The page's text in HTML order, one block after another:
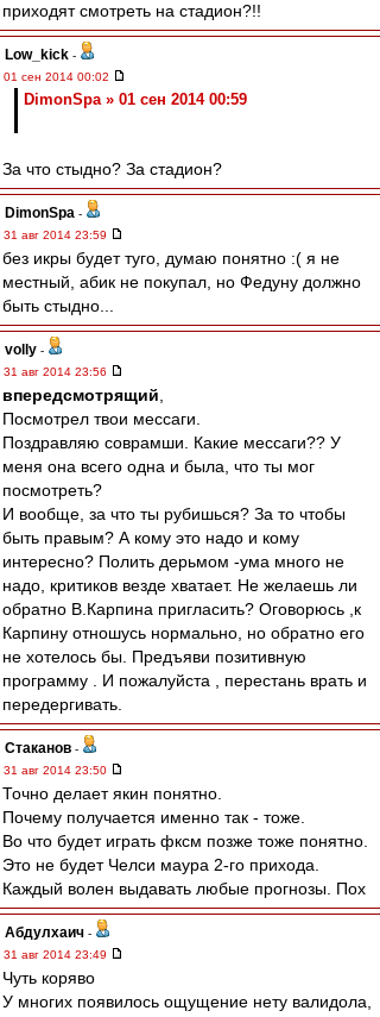
приходят смотреть на стадион?!!
Low_kick -
01 сен 2014 00:02
DimonSpa » 01 сен 2014 00:59
За что стыдно? За стадион?
DimonSpa -
31 авг 2014 23:59
без икры будет туго, думаю понятно :( я не
местный, абик не покупал, но Федуну должно
быть стыдно...
volly -
31 авг 2014 23:56
впередсмотрящий
Посмотрел твои мессаги.
Поздравляю соврамши. Какие мессаги?? У
меня она всего одна и была, что ты мог
посмотреть?
И вообще, за что ты рубишься? За то чтобы
быть правым? А кому это надо и кому
интересно? Полить дерьмом -ума много не
надо, критиков везде хватает. Не желаешь ли
обратно В.Карпина пригласить? Оговорюсь ,к
Карпину отношусь нормально, но обратно его
не хотелось бы. Предъяви позитивную
программу . И пожалуйста , перестань врать и
передергивать.
Cтаканов -
31 авг 2014 23:50
Точно делает якин понятно.
Почему получается именно так - тоже.
Во что будет играть фксм позже тоже понятно.
Это не будет Челси маура 2-го прихода.
Каждый волен выдавать любые прогнозы. Пох
Абдулхаич -
31 авг 2014 23:49
Чуть коряво
У многих появилось ощущение нету валидола,